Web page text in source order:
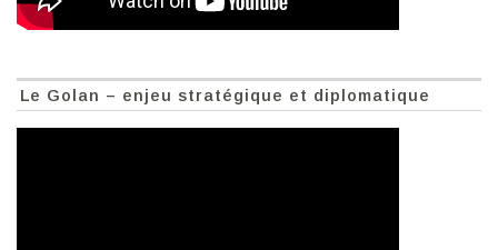
Le Golan – enjeu stratégique et diplomatique